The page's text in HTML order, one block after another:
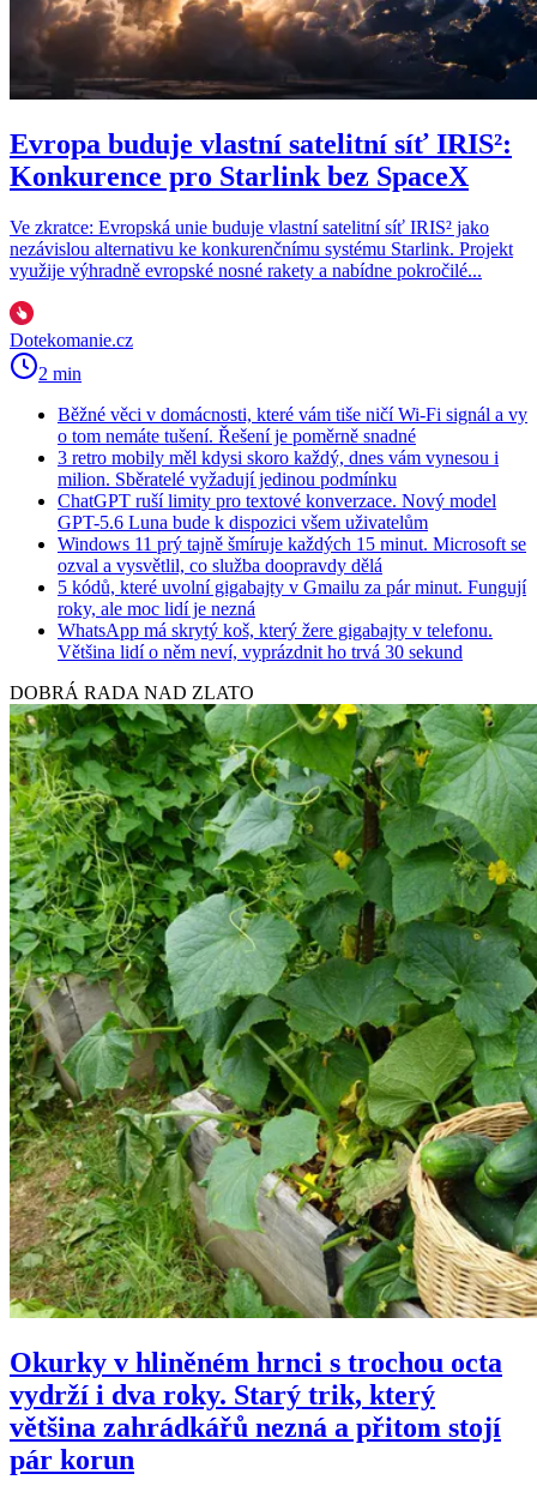
Evropa buduje vlastní satelitní síť IRIS²:
Konkurence pro Starlink bez SpaceX
Ve zkratce: Evropská unie buduje vlastní satelitní síť IRIS² jako
nezávislou alternativu ke konkurenčnímu systému Starlink. Projekt
využije výhradně evropské nosné rakety a nabídne pokročilé...
Dotekomanie.cz
2 min
Běžné věci v domácnosti, které vám tiše ničí Wi-Fi signál a vy
o tom nemáte tušení. Řešení je poměrně snadné
3 retro mobily měl kdysi skoro každý, dnes vám vynesou i
milion. Sběratelé vyžadují jedinou podmínku
ChatGPT ruší limity pro textové konverzace. Nový model
GPT-5.6 Luna bude k dispozici všem uživatelům
Windows 11 prý tajně šmíruje každých 15 minut. Microsoft se
ozval a vysvětlil, co služba doopravdy dělá
5 kódů, které uvolní gigabajty v Gmailu za pár minut. Fungují
roky, ale moc lidí je nezná
WhatsApp má skrytý koš, který žere gigabajty v telefonu.
Většina lidí o něm neví, vyprázdnit ho trvá 30 sekund
DOBRÁ RADA NAD ZLATO
Okurky v hliněném hrnci s trochou octa
vydrží i dva roky. Starý trik, který
většina zahrádkářů nezná a přitom stojí
pár korun